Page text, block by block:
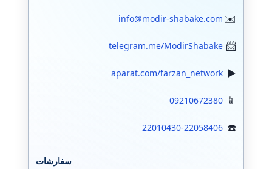
info@modir-shabake.com
telegram.me/ModirShabake
aparat.com/farzan_network
09210672380
22010430-22058406
سفارشات